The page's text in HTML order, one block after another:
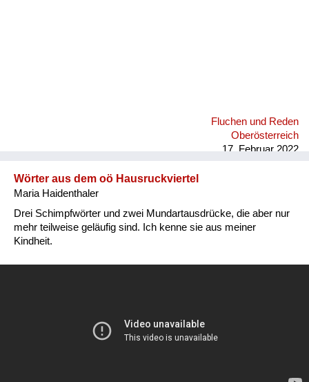
Fluchen und Reden
Oberösterreich
17. Februar 2022
Wörter aus dem oö Hausruckviertel
Maria Haidenthaler
Drei Schimpfwörter und zwei Mundartausdrücke, die aber nur
mehr teilweise geläufig sind. Ich kenne sie aus meiner
Kindheit.